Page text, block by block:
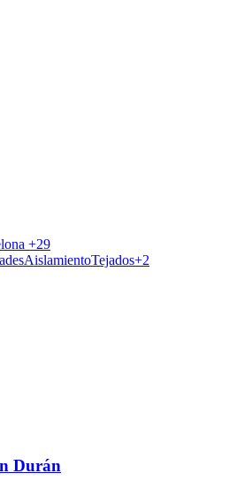
+29
AislamientoTejados+2
Durán